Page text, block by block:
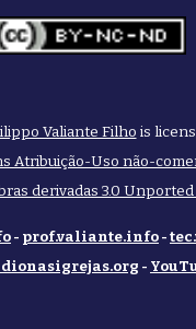
Valiante Filho is
Atribuição-Uso não-
derivadas 3.0
- prof.valiante.info-
-